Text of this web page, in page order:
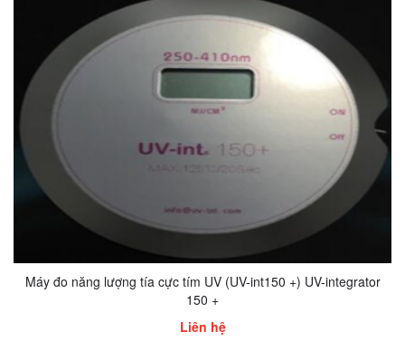
Máy đo năng lượng tía cực tím UV (UV-int150 +) UV-integrator
150 +
Liên hệ